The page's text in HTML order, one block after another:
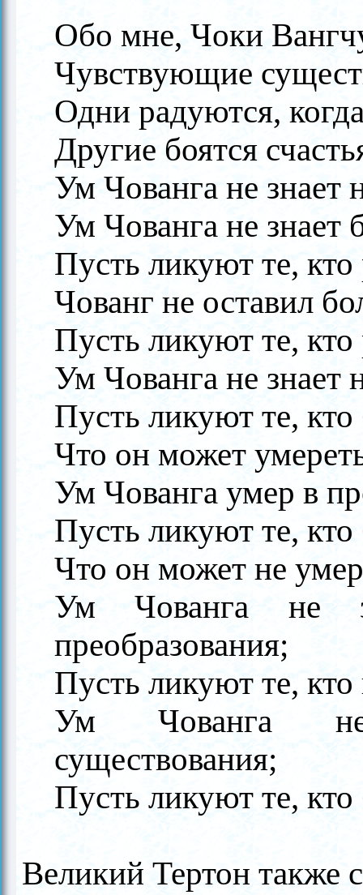
Обо мне, Чоки
Чувствующие
Одни радуются,
Другие боятся
Ум Чованга не знает
Ум Чованга не знает
Пусть ликуют те,
Чованг не оставил
Пусть ликуют те,
Ум Чованга не знает
Пусть ликуют те, кто
Что он может
Ум Чованга умер в
Пусть ликуют те, кто
Что он может не
Ум Чованга не
преобразования;
Пусть ликуют те,
Ум Чованга не
существования;
Пусть ликуют те, кто
Великий Тертон также